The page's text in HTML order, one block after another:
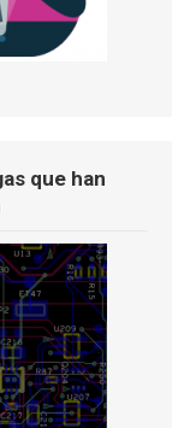
que han